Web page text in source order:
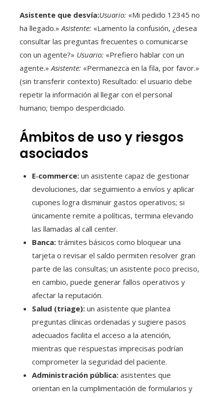
Asistente que desvía:Usuario: «Mi pedido 12345 no
ha llegado.»Asistente: «Lamento la confusión, ¿desea
consultar las preguntas frecuentes o comunicarse
con un agente?» Usuario: «Prefiero hablar con un
agente.»Asistente: «Permanezca en la fila, por favor.»
(sin transferir contexto) Resultado: el usuario debe
repetir la información al llegar con el personal
humano; tiempo desperdiciado.
Ámbitos de uso y riesgos
asociados
E‑commerce: un asistente capaz de gestionar
devoluciones, dar seguimiento a envíos y aplicar
cupones logra disminuir gastos operativos; si
únicamente remite a políticas, termina elevando
las llamadas al call center.
Banca: trámites básicos como bloquear una
tarjeta o revisar el saldo permiten resolver gran
parte de las consultas; un asistente poco preciso,
en cambio, puede generar fallos operativos y
afectar la reputación.
Salud (triage): un asistente que plantea
preguntas clínicas ordenadas y sugiere pasos
adecuados facilita el acceso a la atención,
mientras que respuestas imprecisas podrían
comprometer la seguridad del paciente.
Administración pública: asistentes que
orientan en la cumplimentación de formularios y